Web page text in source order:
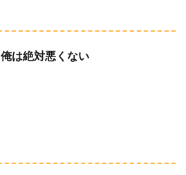
俺は絶対悪くない